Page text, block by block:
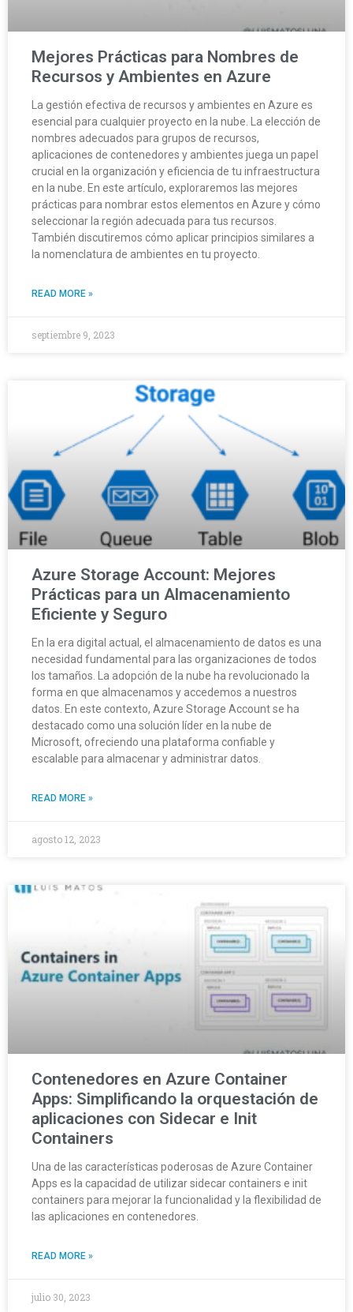
Mejores Prácticas para Nombres de
Recursos y Ambientes en Azure
La gestión efectiva de recursos y ambientes en Azure es
esencial para cualquier proyecto en la nube. La elección de
nombres adecuados para grupos de recursos,
aplicaciones de contenedores y ambientes juega un papel
crucial en la organización y eficiencia de tu infraestructura
en la nube. En este artículo, exploraremos las mejores
prácticas para nombrar estos elementos en Azure y cómo
seleccionar la región adecuada para tus recursos.
También discutiremos cómo aplicar principios similares a
la nomenclatura de ambientes en tu proyecto.
READ MORE »
septiembre 9, 2023
Azure Storage Account: Mejores
Prácticas para un Almacenamiento
Eficiente y Seguro
En la era digital actual, el almacenamiento de datos es una
necesidad fundamental para las organizaciones de todos
los tamaños. La adopción de la nube ha revolucionado la
forma en que almacenamos y accedemos a nuestros
datos. En este contexto, Azure Storage Account se ha
destacado como una solución líder en la nube de
Microsoft, ofreciendo una plataforma confiable y
escalable para almacenar y administrar datos.
READ MORE »
agosto 12, 2023
Contenedores en Azure Container
Apps: Simplificando la orquestación de
aplicaciones con Sidecar e Init
Containers
Una de las características poderosas de Azure Container
Apps es la capacidad de utilizar sidecar containers e init
containers para mejorar la funcionalidad y la flexibilidad de
las aplicaciones en contenedores.
READ MORE »
julio 30, 2023